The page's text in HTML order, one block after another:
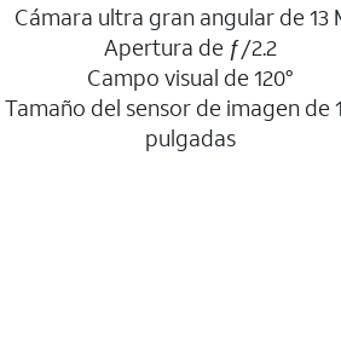
Cámara ultra gran angular de 13
Apertura de ƒ/2.2
Campo visual de 120°
Tamaño del sensor de imagen de
pulgadas